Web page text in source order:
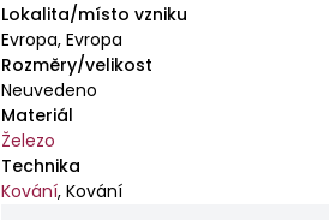
Lokalita/místo vzniku
Evropa, Evropa
Rozměry/velikost
Neuvedeno
Materiál
Železo
Technika
Kování,Kování